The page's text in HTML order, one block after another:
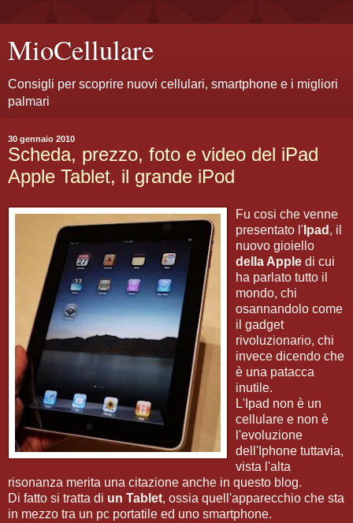
MioCellulare
Consigli per scoprire nuovi cellulari, smartphone e i migliori
palmari
30 gennaio 2010
Scheda, prezzo, foto e video del iPad
Apple Tablet, il grande iPod
Fu cosi che venne
presentato l' Ipad , il
nuovo gioiello
della Apple di cui
ha parlato tutto il
mondo, chi
osannandolo come
il gadget
rivoluzionario, chi
invece dicendo che
è una patacca
inutile.
L'Ipad non è un
cellulare e non è
l'evoluzione
dell'Iphone tuttavia,
vista l'alta
risonanza merita una citazione anche in questo blog.
Di fatto si tratta di un Tablet, ossia quell'apparecchio che sta
in mezzo tra un pc portatile ed uno smartphone.